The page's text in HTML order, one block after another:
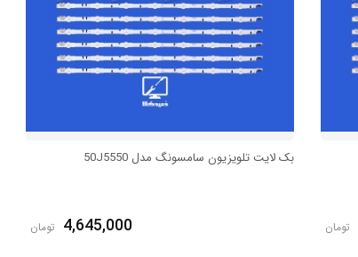
تومان
بک لایت تلویزیون سامسونگ مدل 50J5550
4,645,000 تومان